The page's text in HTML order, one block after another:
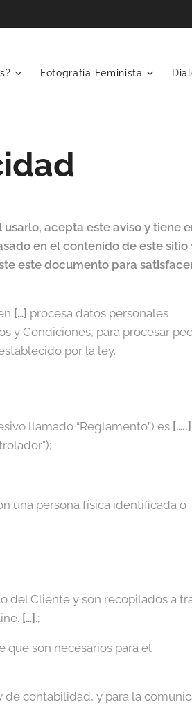
Fotografía Feminista
acepta este aviso y tiene
en el contenido de este sitio
este documento para
[…] procesa datos personales
y Condiciones, para procesar
por la ley.
llamado “Reglamento”) es […..]
una persona física identificada o
del Cliente y son recopilados a
[…] .;
son necesarios para el
contabilidad, y para la